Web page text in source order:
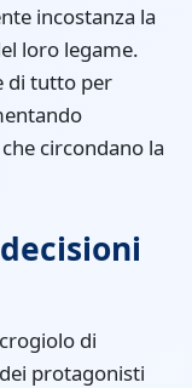
incostanza la
loro legame.
di tutto per
circondano la
di
protagonisti